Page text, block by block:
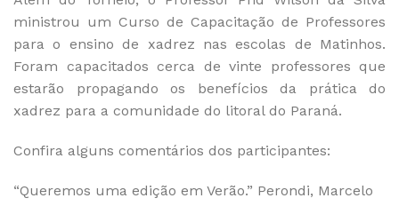
ministrou um Curso de Capacitação de Professores
para o ensino de xadrez nas escolas de Matinhos.
Foram capacitados cerca de vinte professores que
estarão propagando os benefícios da prática do
xadrez para a comunidade do litoral do Paraná.
Confira alguns comentários dos participantes:
“Queremos uma edição em Verão.” Perondi, Marcelo